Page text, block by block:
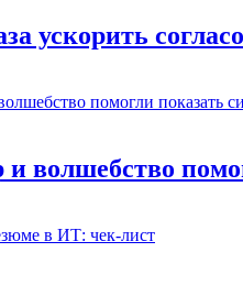
ускорить
волшебство